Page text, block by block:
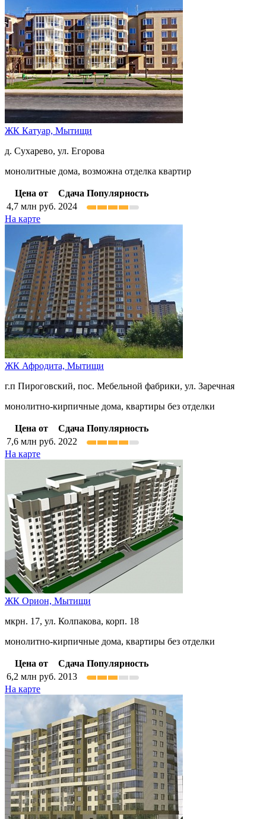
ЖК Катуар, Мытищи
д. Сухарево, ул. Егорова
монолитные дома, возможна отделка квартир
Цена от Сдача Популярность
4,7 млн руб. 2024
На карте
ЖК Афродита, Мытищи
г.п Пироговский, пос. Мебельной фабрики, ул. Заречная
монолитно-кирпичные дома, квартиры без отделки
Цена от Сдача Популярность
7,6 млн руб. 2022
На карте
ЖК Орион, Мытищи
мкрн. 17, ул. Колпакова, корп. 18
монолитно-кирпичные дома, квартиры без отделки
Цена от Сдача Популярность
6,2 млн руб. 2013
На карте